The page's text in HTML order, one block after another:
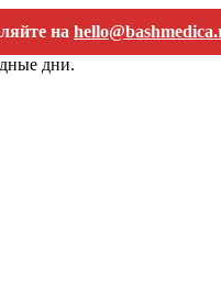
hello@bashmedica.ru
дни.